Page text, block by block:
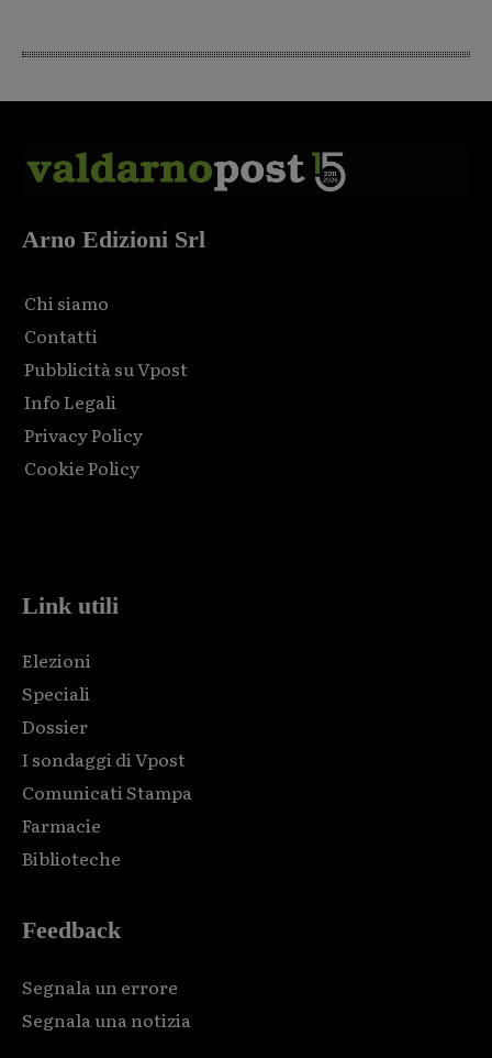
Arno Edizioni Srl
Chi siamo
Contatti
Pubblicità su Vpost
Info Legali
Privacy Policy
Cookie Policy
Link utili
Elezioni
Speciali
Dossier
I sondaggi di Vpost
Comunicati Stampa
Farmacie
Biblioteche
Feedback
Segnala un errore
Segnala una notizia